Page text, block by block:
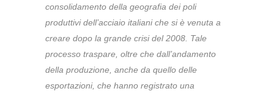
consolidamento della geografia dei poli
produttivi dell’acciaio italiani che si è venuta a
creare dopo la grande crisi del 2008. Tale
processo traspare, oltre che dall’andamento
della produzione, anche da quello delle
esportazioni, che hanno registrato una